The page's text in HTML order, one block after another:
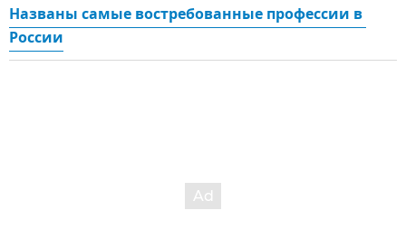
Названы самые востребованные профессии в
России